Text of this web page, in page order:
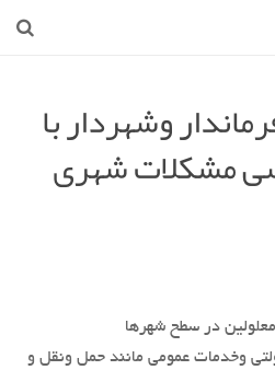
وشهردار با
مشکلات شهری
در سطح شهرها
وخدمات عمومی مانند حمل ونقل و